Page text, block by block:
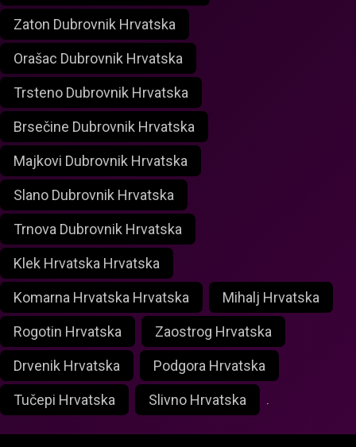
Zaton Dubrovnik Hrvatska
Orašac Dubrovnik Hrvatska
Trsteno Dubrovnik Hrvatska
Brsečine Dubrovnik Hrvatska
Majkovi Dubrovnik Hrvatska
Slano Dubrovnik Hrvatska
Trnova Dubrovnik Hrvatska
Klek Hrvatska Hrvatska
Komarna Hrvatska Hrvatska Mihalj Hrvatska
Rogotin Hrvatska Zaostrog Hrvatska
Drvenik Hrvatska Podgora Hrvatska
Tučepi Hrvatska Slivno Hrvatska .